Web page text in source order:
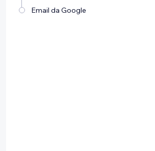
Email da Google